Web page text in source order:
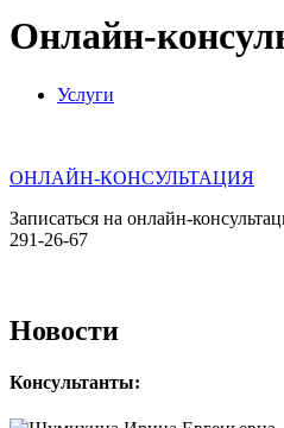
Онлайн-
Услуги
ОНЛАЙН-КОНСУЛЬТАЦИЯ
Записаться на онлайн-
291-26-67
Новости
Консультанты: